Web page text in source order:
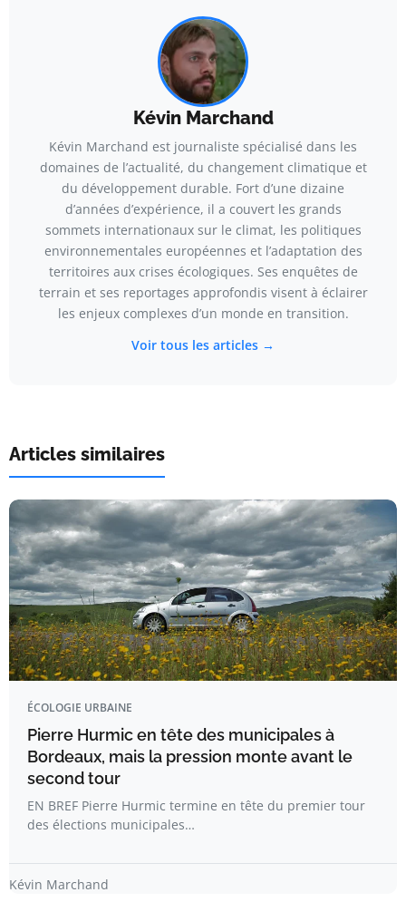
Kévin Marchand
Kévin Marchand est journaliste spécialisé dans les
domaines de l’actualité, du changement climatique et
du développement durable. Fort d’une dizaine
d’années d’expérience, il a couvert les grands
sommets internationaux sur le climat, les politiques
environnementales européennes et l’adaptation des
territoires aux crises écologiques. Ses enquêtes de
terrain et ses reportages approfondis visent à éclairer
les enjeux complexes d’un monde en transition.
Voir tous les articles →
Articles similaires
ÉCOLOGIE URBAINE
Pierre Hurmic en tête des municipales à
Bordeaux, mais la pression monte avant le
second tour
EN BREF Pierre Hurmic termine en tête du premier tour
des élections municipales…
Kévin Marchand